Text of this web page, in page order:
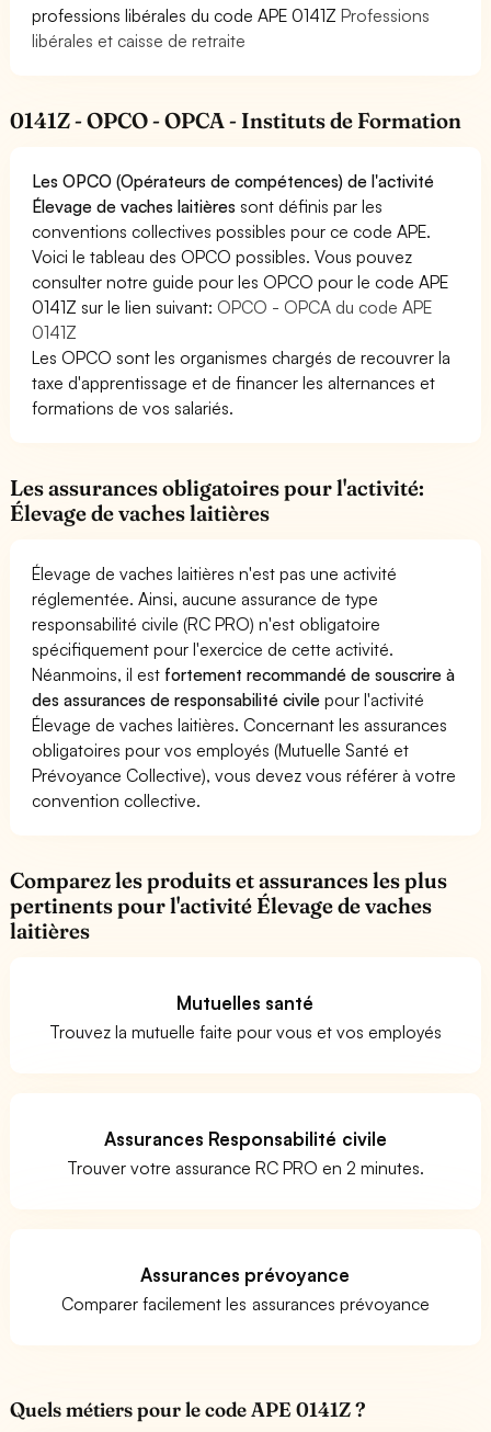
professions libérales du code APE 0141ZProfessions
libérales et caisse de retraite
0141Z - OPCO - OPCA - Instituts de Formation
Les OPCO (Opérateurs de compétences) de l'activité
Élevage de vaches laitières sont définis par les
conventions collectives possibles pour ce code APE.
Voici le tableau des OPCO possibles. Vous pouvez
consulter notre guide pour les OPCO pour le code APE
0141Z sur le lien suivant: OPCO - OPCA du code APE
0141Z
Les OPCO sont les organismes chargés de recouvrer la
taxe d'apprentissage et de financer les alternances et
formations de vos salariés.
Les assurances obligatoires pour l'activité:
Élevage de vaches laitières
Élevage de vaches laitières n'est pas une activité
réglementée. Ainsi, aucune assurance de type
responsabilité civile (RC PRO) n'est obligatoire
spécifiquement pour l'exercice de cette activité.
Néanmoins, il est fortement recommandé de souscrire à
des assurances de responsabilité civile pour l'activité
Élevage de vaches laitières. Concernant les assurances
obligatoires pour vos employés (Mutuelle Santé et
Prévoyance Collective), vous devez vous référer à votre
convention collective.
Comparez les produits et assurances les plus
pertinents pour l'activité Élevage de vaches
laitières
Mutuelles santé
Trouvez la mutuelle faite pour vous et vos employés
Assurances Responsabilité civile
Trouver votre assurance RC PRO en 2 minutes.
Assurances prévoyance
Comparer facilement les assurances prévoyance
Quels métiers pour le code APE 0141Z ?